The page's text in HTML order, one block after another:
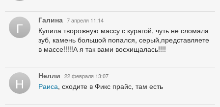
Г Галина 7 апреля 11:14
Купила творожную массу с курагой, чуть не сломала
зуб, камень большой попался, серый,представляете
в массе!!!!!А я так вами восхищалась!!!!
Н Нелли 22 февраля 13:07
Раиса, сходите в Фикс прайс, там есть